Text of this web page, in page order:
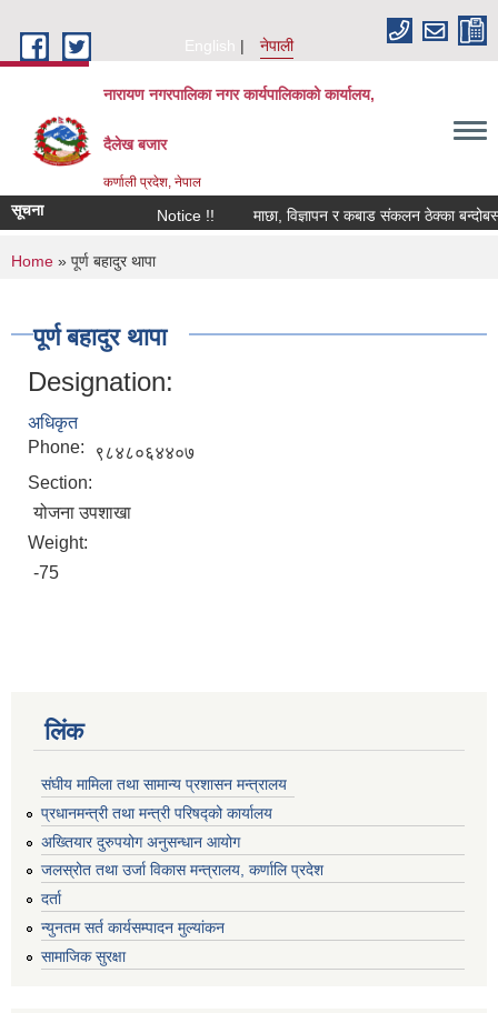
English
नेपाली
नारायण नगरपालिका नगर कार्यपालिकाको कार्यालय,
दैलेख बजार
कर्णाली प्रदेश, नेपाल
सूचना Notice !! माछा, विज्ञापन र कबाड संकलन ठेक्का
You are here
Home » पूर्ण बहादुर थापा
पूर्ण बहादुर थापा
Designation:
अधिकृत
Phone:
९८४८०६४४०७
Section:
योजना उपशाखा
Weight:
-75
लिंक
संघीय मामिला तथा सामान्य प्रशासन मन्त्रालय
प्रधानमन्त्री तथा मन्त्री परिषद्को कार्यालय
अख्तियार दुरुपयोग अनुसन्धान आयोग
जलस्रोत तथा उर्जा विकास मन्त्रालय, कर्णालि प्रदेश
दर्ता
न्युनतम सर्त कार्यसम्पादन मुल्यांकन
सामाजिक सुरक्षा